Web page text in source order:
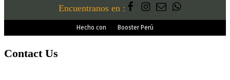
Encuentranos en :
Hecho con Booster Perú
Contact Us